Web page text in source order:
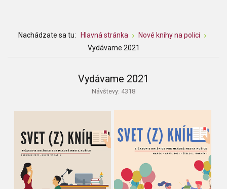
Nachádzate sa tu: Hlavná stránka
Nové knihy na polici
Vydávame 2021
Vydávame 2021
Návštevy: 4318